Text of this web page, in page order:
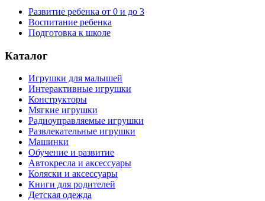
Развитие ребенка от 0 и до 3
Воспитание ребенка
Подготовка к школе
Каталог
Игрушки для малышей
Интерактивные игрушки
Конструкторы
Мягкие игрушки
Радиоуправляемые игрушки
Развлекательные игрушки
Машинки
Обучение и развитие
Автокресла и аксессуары
Коляски и аксессуары
Книги для родителей
Детская одежда